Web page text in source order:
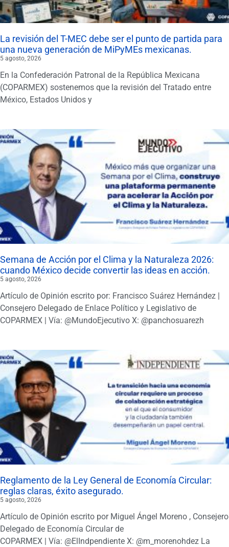
La revisión del T-MEC debe ser el punto de partida para
una nueva generación de MiPyMEs mexicanas.
5 agosto, 2026
En la Confederación Patronal de la República Mexicana
(COPARMEX) sostenemos que la revisión del Tratado entre
México, Estados Unidos y
Semana de Acción por el Clima y la Naturaleza 2026:
cuando México decide convertir las ideas en acción.
5 agosto, 2026
Artículo de Opinión escrito por: Francisco Suárez Hernández |
Consejero Delegado de Enlace Político y Legislativo de
COPARMEX | Vía: @MundoEjecutivo X: @panchosuarezh
Reglamento de la Ley General de Economía Circular:
reglas claras, éxito asegurado.
5 agosto, 2026
Artículo de Opinión escrito por Miguel Ángel Moreno , Consejero
Delegado de Economía Circular de
COPARMEX | Vía: @ElIndpendiente X: @m_morenohdez La